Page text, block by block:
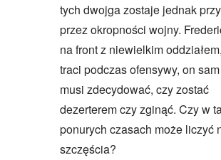
tych dwojga zostaje jednak
przez okropności wojny.
na front z niewielkim
traci podczas ofensywy, on
musi zdecydować, czy zostać
dezerterem czy zginąć. Czy w
ponurych czasach może liczyć
szczęścia?